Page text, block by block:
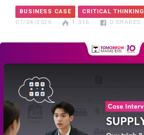
BUSINESS CASE CRITICAL THINKING
07/04/2026
1.316 0 SHARES